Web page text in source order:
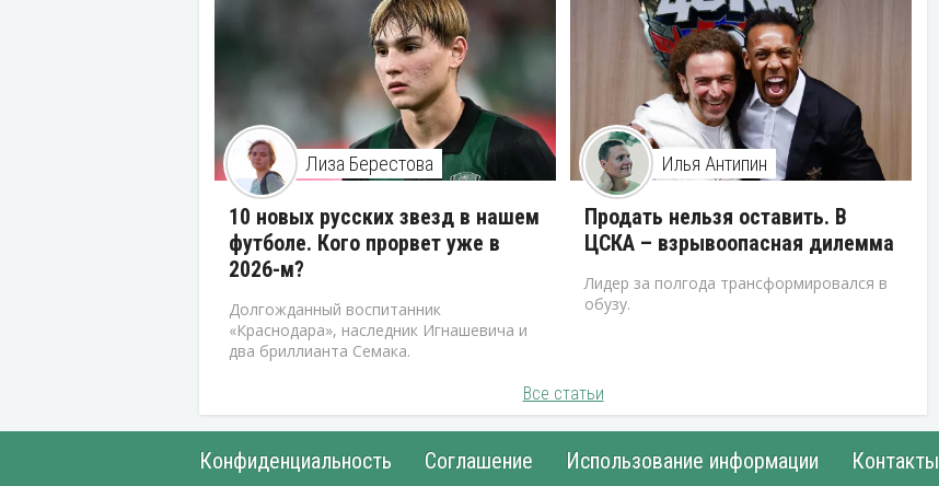
Лиза Берестова
10 новых русских звезд в нашем
футболе. Кого прорвет уже в
2026-м?
Долгожданный воспитанник
«Краснодара», наследник Игнашевича и
два бриллианта Семака.
Илья Антипин
Продать нельзя оставить. В
ЦСКА – взрывоопасная дилемма
Лидер за полгода трансформировался в
обузу.
Все статьи
Конфиденциальность Соглашение Использование информации Контакты